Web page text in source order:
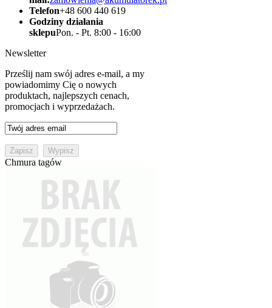
Telefon+48 600 440 619
Godziny działania
sklepuPon. - Pt. 8:00 - 16:00
Newsletter
Prześlij nam swój adres e-mail, a my
powiadomimy Cię o nowych
produktach, najlepszych cenach,
promocjach i wyprzedażach.
Chmura tagów